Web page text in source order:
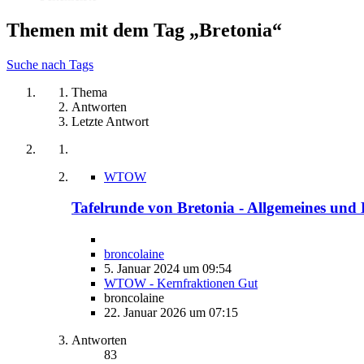
Themen mit dem Tag „Bretonia“
Suche nach Tags
Thema
Antworten
Letzte Antwort
WTOW
Tafelrunde von Bretonia - Allgemeines und
broncolaine
5. Januar 2024 um 09:54
WTOW - Kernfraktionen Gut
broncolaine
22. Januar 2026 um 07:15
Antworten
83